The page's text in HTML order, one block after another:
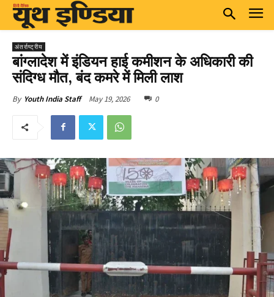
अंतर्राष्ट्रीय
बांग्लादेश में इंडियन हाई कमीशन के अधिकारी की
संदिग्ध मौत, बंद कमरे में मिली लाश
By Youth India Staff May 19, 2026 0